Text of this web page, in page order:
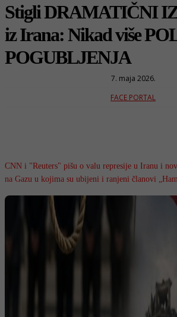
Stigli DRAMATIČNI
iz Irana: Nikad više
POGUBLJENJA
7. maja 2026.
FACE PORTAL
CNN i "Reuters" pišu o valu represije u Iranu i
na Gazu u kojima su ubijeni i ranjeni članovi